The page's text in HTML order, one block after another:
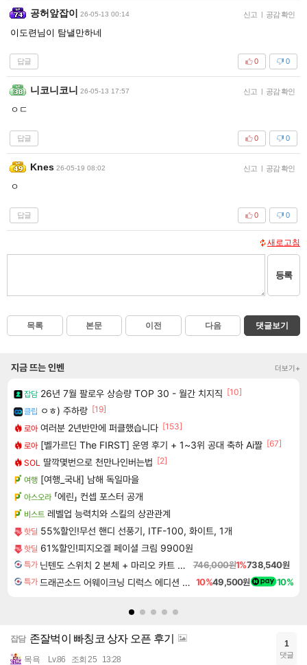
공허앞잡이 26-05-13 00:14 신고 | 공감 확인
이도련님이 탐낼만하네
답글 0
0
니코니코니 26-05-13 17:57 신고 | 공감 확인
ㅇㄷ
답글 0
0
Knes 26-05-19 08:02 신고 | 공감 확인
ㅇ
답글 0
0
새로고침
등록
목록 본문 이전 다음 댓글보기
지금 뜨는 인벤 더보기+
잡담 26년 7월 팔로우 상승량 TOP 30 - 월간 치지직 [10]
클립 ㅇㅎ) 주하랑 [19]
로아 여러분 2년반만에 퍼클했습니다 [153]
로아 [벨가르딘 The FIRST] 운영 후기 + 1~3위 공대 축하 Ai짤 [67]
SOL 딸깍몇번으로 천만나인버는법 [2]
여행 [여행_국내] 남해 독일마을
아스오라 「에린」 컨셉 포스터 공개
비스트 레벨업 능력치와 스킬의 상관관계
핫딜 55%할인!무선 핸디 선풍기, ITF-100, 화이트, 1개
핫딜 61%할인!피지오겔 페이셜 크림 9900원
특가 닌텐도 스위치 2 본체 + 마리오 카트 월드 746,000원1%738,540원
특가 드래곤소드 어웨이크닝 디럭스 에디션 DragonSword Awakening Deluxe Edition 10%49,500원 10%
잡담 존잘벅이 빠칭코 상자 오픈 후기
목욕 Lv.86 조회 25 13:28
1
댓글